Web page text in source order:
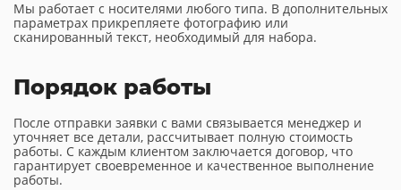
Мы работает с носителями любого типа. В дополнительных
параметрах прикрепляете фотографию или
сканированный текст, необходимый для набора.
Порядок работы
После отправки заявки с вами связывается менеджер и
уточняет все детали, рассчитывает полную стоимость
работы. С каждым клиентом заключается договор, что
гарантирует своевременное и качественное выполнение
работы.